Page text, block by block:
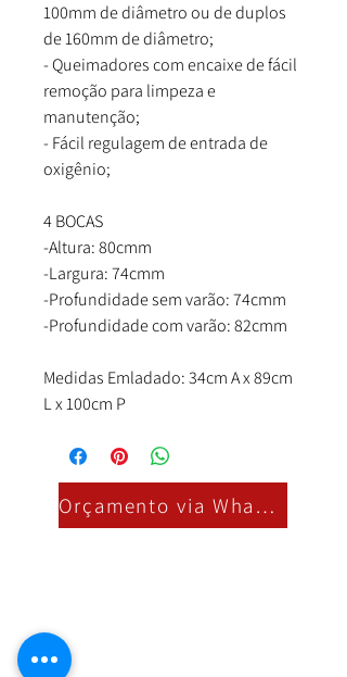
100mm de diâmetro ou de duplos
de 160mm de diâmetro;
- Queimadores com encaixe de fácil
remoção para limpeza e
manutenção;
- Fácil regulagem de entrada de
oxigênio;
4 BOCAS
-Altura: 80cmm
-Largura: 74cmm
-Profundidade sem varão: 74cmm
-Profundidade com varão: 82cmm
Medidas Emladado: 34cm A x 89cm
L x 100cm P
Orçamento via Whatsapp